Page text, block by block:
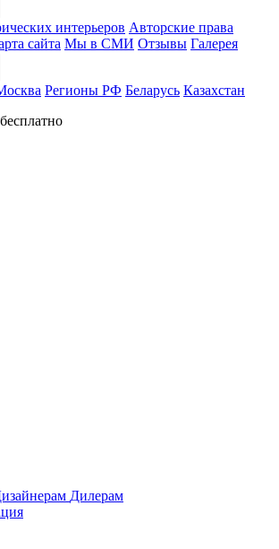
интерьеров Авторские права
сайта Мы в СМИ Отзывы Галерея
Регионы РФ Беларусь Казахстан
Дилерам